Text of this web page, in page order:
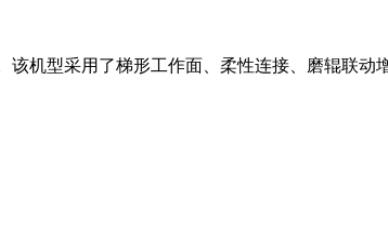
机型采用了梯形工作面、柔性连接、磨辊联动